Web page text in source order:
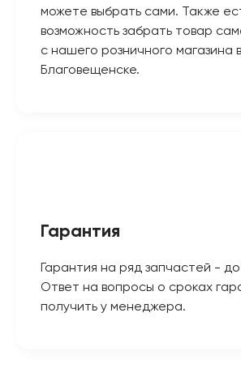
можете выбрать сами. Также
возможность забрать товар
с нашего розничного магазина в
Благовещенске.
Гарантия
Гарантия на ряд запчастей -
Ответ на вопросы о сроках
получить у менеджера.